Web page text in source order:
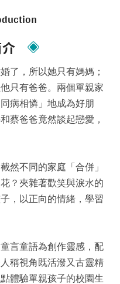
了，所以她只有媽媽；
只有爸爸。兩個單親家
病相憐」地成為好朋
蔡爸爸竟然談起戀愛，
然不同的家庭「合併」
？夾雜著歡笑與淚水的
，以正向的情緒，學習
言童語為創作靈感，配
稱視角既活潑又古靈精
體驗單親孩子的校園生